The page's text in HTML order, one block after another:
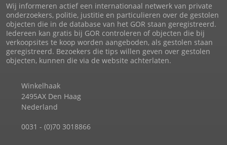
Wij informeren actief een internationaal netwerk van private
onderzoekers, politie, justitie en particulieren over de gestolen
objecten die in de database van het GOR staan geregistreerd.
Iedereen kan gratis bij GOR controleren of objecten die bij
verkoopsites te koop worden aangeboden, als gestolen staan
geregistreerd. Bezoekers die tips willen geven over gestolen
objecten, kunnen die via de website achterlaten.
Winkelhaak
2495AX Den Haag
Nederland
0031 - (0)70 3018866